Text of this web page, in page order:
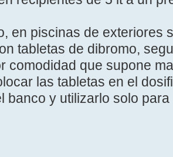
en piscinas de exteriores
tabletas de dibromo,
comodidad que supone
las tabletas en el
banco y utilizarlo solo